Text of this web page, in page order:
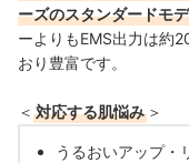
ーズのスタンダードモ
ーよりもEMS出力は約
おり豊富です。
＜ 対応する肌悩み ＞
うるおいアップ・